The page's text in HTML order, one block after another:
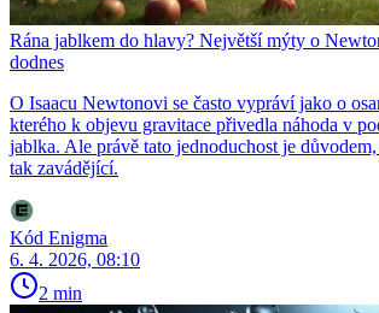
Rána jablkem do hlavy? Největší mýty o
dodnes
O Isaacu Newtonovi se často vypráví jako o
kterého k objevu gravitace přivedla náhoda v
jablka. Ale právě tato jednoduchost je
tak zavádějící.
Kód Enigma
6. 4. 2026, 08:10
2 min